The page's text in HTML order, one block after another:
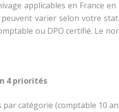
applicables en France
varier selon votre
ou DPO certifié. Le
4 priorités
catégorie (comptable 10